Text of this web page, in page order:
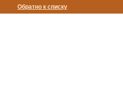
Обратно к списку